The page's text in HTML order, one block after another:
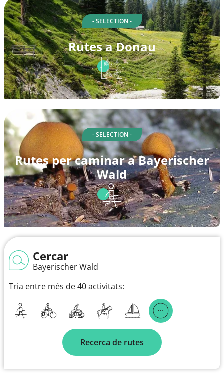
- SELECTION -
Rutes a Donau
- SELECTION -
Rutes per caminar a Bayerischer
Wald
Cercar
Bayerischer Wald
Tria entre més de 40 activitats:
Recerca de rutes